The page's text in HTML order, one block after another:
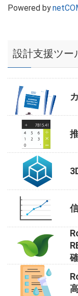
Powered by
設計支援ツー